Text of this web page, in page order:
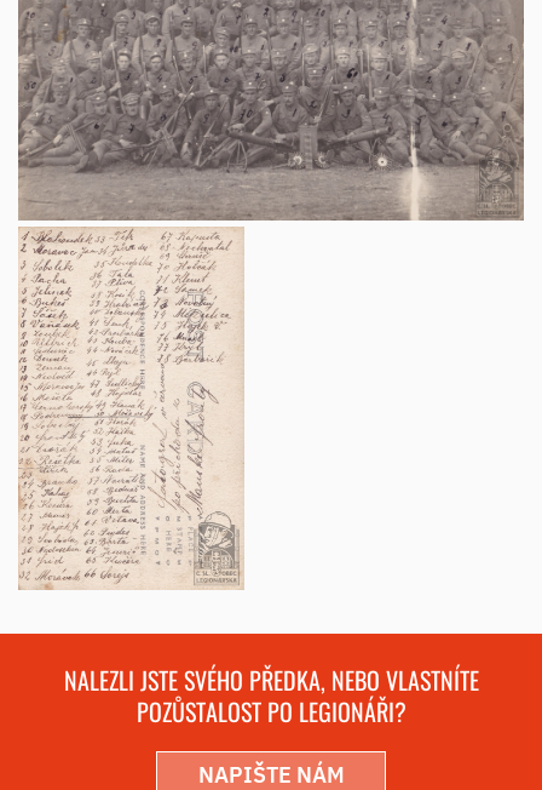
NALEZLI JSTE SVÉHO PŘEDKA, NEBO VLASTNÍTE
POZŮSTALOST PO LEGIONÁŘI?
NAPIŠTE NÁM